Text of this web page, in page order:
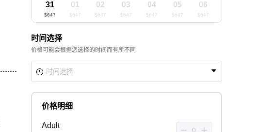
31
$647
01
$647
02
$647
03
$647
04
$647
05
$647
06
$647
时间选择
价格可能会根据您选择的时间而有所不同
价格明细
Adult